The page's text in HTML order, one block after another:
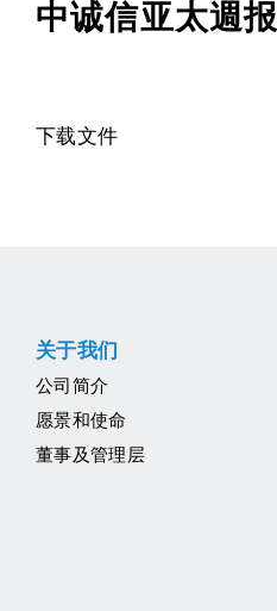
中诚信亚太週
下载文件
关于我们
公司简介
愿景和使命
董事及管理层